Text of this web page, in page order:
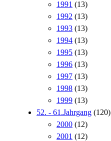
1991 (13)
1992 (13)
1993 (13)
1994 (13)
1995 (13)
1996 (13)
1997 (13)
1998 (13)
1999 (13)
52. - 61.Jahrgang (120)
2000 (12)
2001 (12)